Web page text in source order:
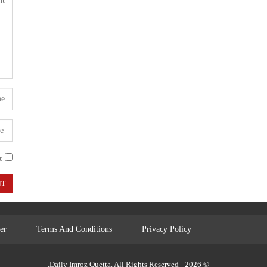
Privacy Policy
Terms And Conditions
© 2026 - Daily Imroz Quetta. All Rights Reserved.